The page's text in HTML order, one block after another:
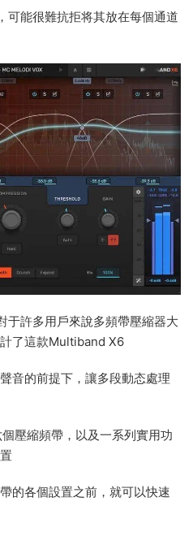
可能很難抗拒将其放在每個通道
許多用戶來說多頻帶壓縮器大
了這款Multiband X6
音的前提下，讓多段動态處理
壓縮頻帶，以及一系列實用功
的各個設置之前，就可以快速